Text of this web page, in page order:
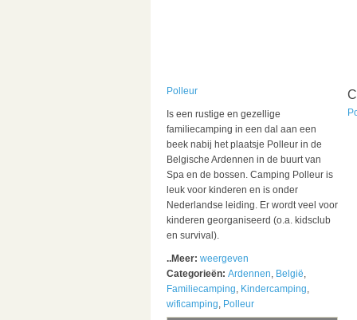
Polleur
Is een rustige en gezellige
familiecamping in een dal aan een
beek nabij het plaatsje Polleur in de
Belgische Ardennen in de buurt van
Spa en de bossen. Camping Polleur is
leuk voor kinderen en is onder
Nederlandse leiding. Er wordt veel voor
kinderen georganiseerd (o.a. kidsclub
en survival).
..Meer: weergeven
Categorieën: Ardennen, België,
Familiecamping, Kindercamping,
wificamping, Polleur